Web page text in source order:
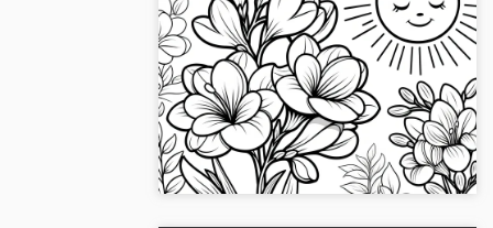
Kukoistavat fresiat ja aurinko:
Värityskuva ladattavaksi
(Ilmaiseksi)
Kukoistavat fresiat ja säteilevä aurinko
värityskuvassa. Lataa ilmaiseksi tai väritä
verkossa ja päästä luovuutesi
valloilleen....